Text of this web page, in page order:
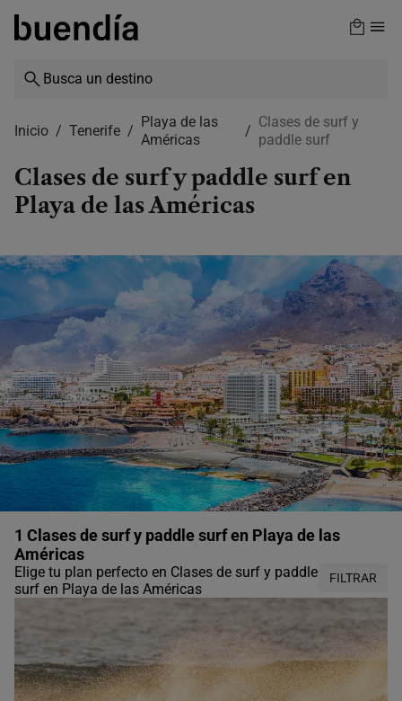
Skip
content
Inicio Tenerife
Playa de las
Américas
Clases de surf y
paddle surf
Clases de surf y paddle surf en
Playa de las Américas
1 Clases de surf y paddle surf en Playa de las
Américas
Elige tu plan perfecto en Clases de surf y paddle
surf en Playa de las Américas
FILTRAR